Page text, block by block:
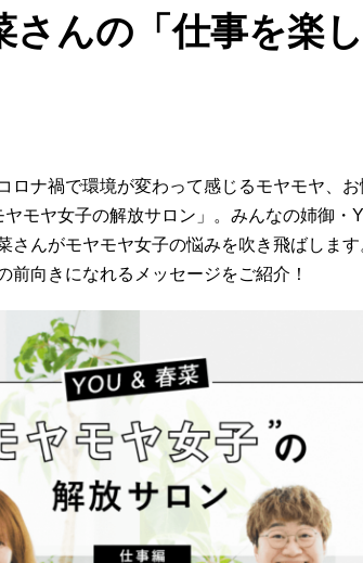
さんの「仕事を楽
ロナ禍で環境が変わって感じるモヤモヤ、
モヤ女子の解放サロン」。みんなの姉御・
さんがモヤモヤ女子の悩みを吹き飛ばしま
前向きになれるメッセージをご紹介！